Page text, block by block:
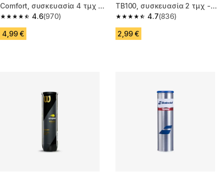
Comfort, συσκευασία 4 τμχ -
Κίτρινο
4.6
4.6 out of 5 stars from 970 reviews
(970)
4,99 €
TB100, συσκευασία 2 τμχ -
Ροζ
4.7
4.7 out of 5 stars from 836
(836)
2,99 €